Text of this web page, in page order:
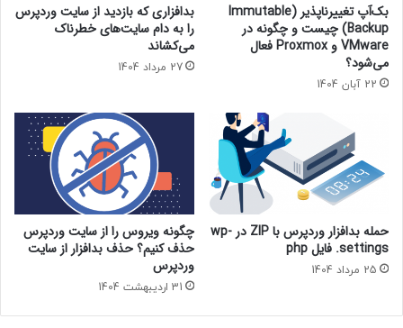
بک‌آپ تغییرناپذیر (Immutable
Backup) چیست و چگونه در
VMware و Proxmox فعال
می‌شود؟
22 آبان 1404
بدافزاری که بازدید از سایت وردپرس
را به دام سایت‌های خطرناک
می‌کشاند
27 مرداد 1404
حمله بدافزار وردپرس با ZIP در wp-
settings. فایل php
25 مرداد 1404
چگونه ویروس را از سایت وردپرس
حذف کنیم؟ حذف بدافزار از سایت
وردپرس
31 اردیبهشت 1404